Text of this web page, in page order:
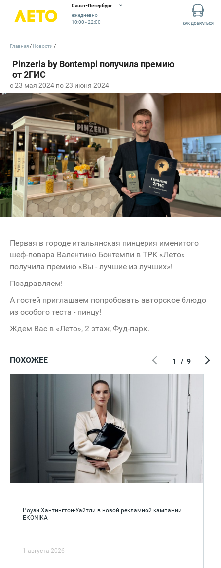
Санкт-Петербург
ежедневно
10:00 - 22:00
КАК ДОБРАТЬСЯ
c 23 мая 2024 по 23 июня 2024
Главная Новости
Первая в городе итальянская пинцерия именитого
шеф-повара Валентино Бонтемпи в ТРК «Лето»
получила премию «Вы - лучшие из лучших»!
Поздравляем!
А гостей приглашаем попробовать авторское блюдо
из особого теста - пинцу!
Ждем Вас в «Лето», 2 этаж, Фуд-парк.
ПОХОЖЕЕ
Роузи Хантингтон-Уайтли в новой рекламной кампании
EKONIKA
1 августа 2026
1 / 9